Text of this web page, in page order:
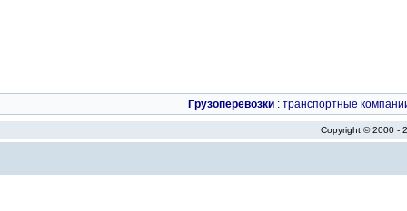
Грузоперевозки : транспортные
Copyright © 2000 -